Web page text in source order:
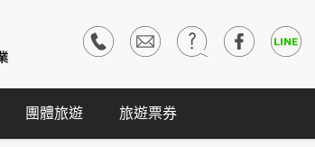
團體旅遊 旅遊票券